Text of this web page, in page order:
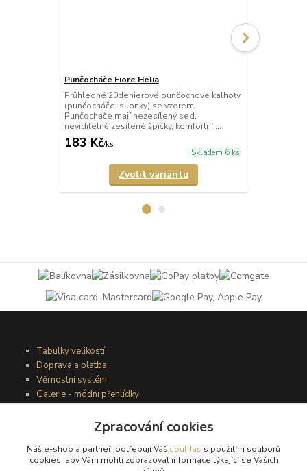
Punčocháče Fiore Helia
Průhledné 20denierové punčochové kalhoty
(punčocháče, silonky) se vzorem.
Punčocháče mají nezesílený sed,
neviditelně zesílené špičky, komfortní ...
183 Kč/ks
Skladem 6 ks
Zvolit variantu
Tabulky velikostí
Doprava a platba
Věrnostní systém
Galerie - módní přehlídky
Podmínky užití webového rozhraní
Obchodní podmínky
Zpracování cookies
Náš e-shop a partneři potřebují Váš souhlas s použitím souborů
cookies, aby Vám mohli zobrazovat informace týkající se Vašich